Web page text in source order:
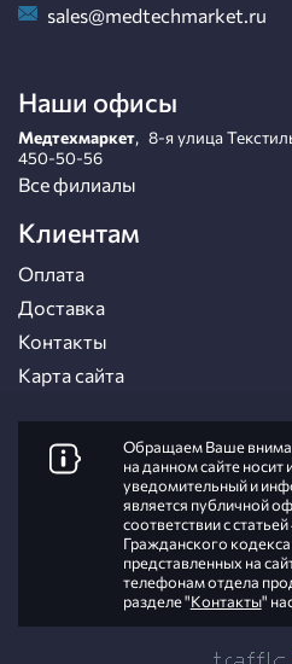
sales@medtechmarket.ru
Наши офисы
Медтехмаркет, 8-я улица
450-50-56
Все филиалы
Клиентам
Оплата
Доставка
Контакты
Карта сайта
Обращаем Ваше
на данном сайте носит
уведомительный и
является публичной
соответствии с
Гражданского
представленных на
телефонам отдела
разделе "Контакты"